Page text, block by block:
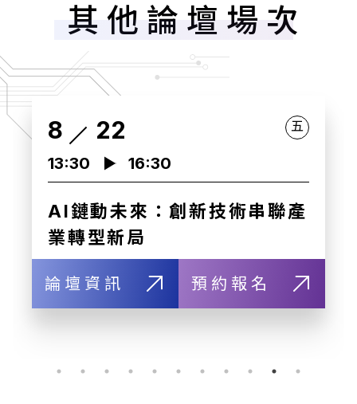
其他論壇場次
8 22 五
14:00 16:30
AI數據賦能：零售業雙軸轉型
新戰略
論壇資訊 預約報名